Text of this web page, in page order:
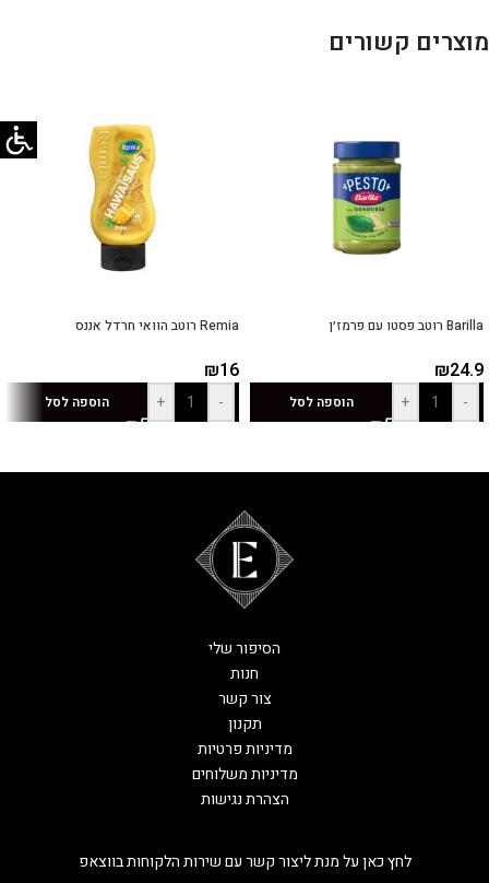
מוצרים קשורים
Barilla רוטב פסטו עם פרמז׳ן
₪24.9
-
+ הוספה לסל
Remia רוטב הוואי חרדל אננס
₪16
-
+ הוספה לסל
לחץ כאן על מנת ליצור קשר עם שירות הלקוחות בווצאפ
הסיפור שלי
חנות
צור קשר
תקנון
מדיניות פרטיות
מדיניות משלוחים
הצהרת נגישות